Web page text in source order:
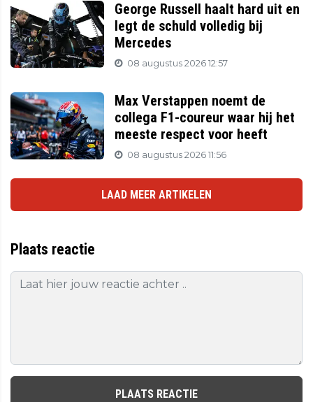
George Russell haalt hard uit en
legt de schuld volledig bij
Mercedes
08 augustus 2026 12:57
Max Verstappen noemt de
collega F1-coureur waar hij het
meeste respect voor heeft
08 augustus 2026 11:56
LAAD MEER ARTIKELEN
Plaats reactie
PLAATS REACTIE